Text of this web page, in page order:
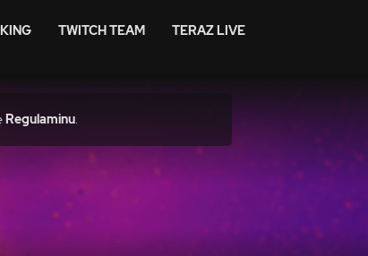
TWITCH TEAM TERAZ LIVE
Regulaminu.